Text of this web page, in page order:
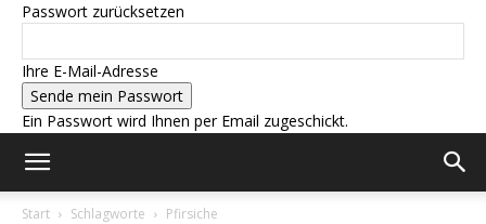
Passwort zurücksetzen
Ihre E-Mail-Adresse
Ein Passwort wird Ihnen per Email zugeschickt.
Start Schlagworte Pfirsiche